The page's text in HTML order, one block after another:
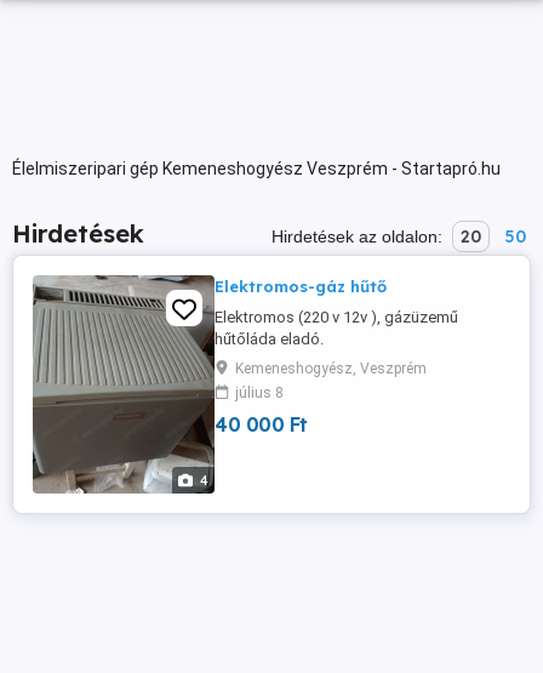
Élelmiszeripari gép Kemeneshogyész Veszprém - Startapró.hu
Hirdetések Hirdetések az oldalon: 20 50
4
Elektromos-gáz hűtő
Elektromos (220 v 12v ), gázüzemű
hűtőláda eladó.
Kemeneshogyész, Veszprém
július 8
40 000 Ft